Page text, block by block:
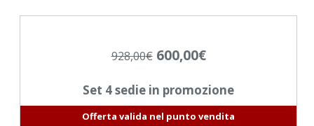
928,00€ 600,00€
Set 4 sedie in promozione
Offerta valida nel punto vendita